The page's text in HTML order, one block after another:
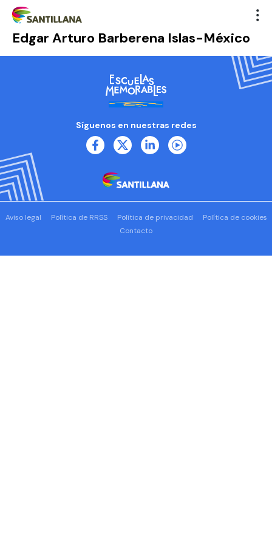
Edgar Arturo Barberena Islas-México
Síguenos en nuestras redes
Aviso legal Política de RRSS Política de privacidad
Política de cookies
Contacto